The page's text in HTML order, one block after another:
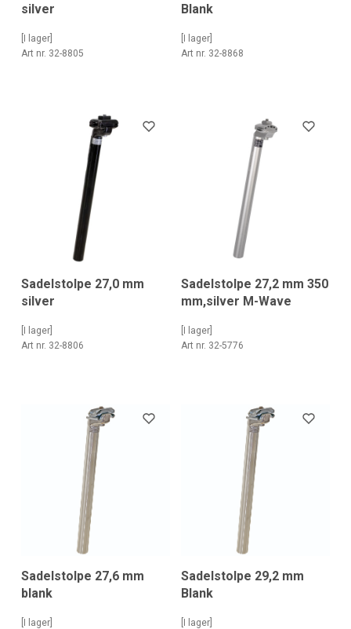
silver
[I lager]
Art nr. 32-8805
Blank
[I lager]
Art nr. 32-8868
Sadelstolpe 27,0 mm
silver
[I lager]
Art nr. 32-8806
Sadelstolpe 27,2 mm 350
mm,silver M-Wave
[I lager]
Art nr. 32-5776
Sadelstolpe 27,6 mm
blank
[I lager]
Sadelstolpe 29,2 mm
Blank
[I lager]